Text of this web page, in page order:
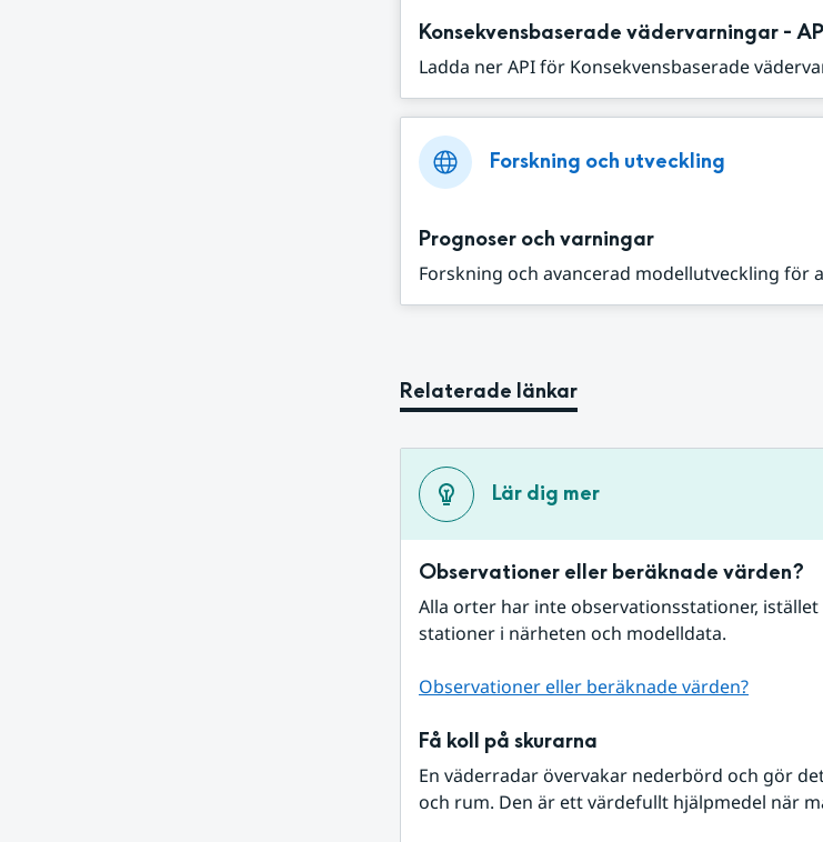
Konsekvensbaserade vädervarningar -
Ladda ner API för Konsekvensbaserade
Forskning och utveckling
Prognoser och varningar
Forskning och avancerad modellutveckling för
Relaterade länkar
Lär dig mer
Observationer eller beräknade värden?
Alla orter har inte observationsstationer,
stationer i närheten och modelldata.
Observationer eller beräknade värden?
Få koll på skurarna
En väderradar övervakar nederbörd och gör
och rum. Den är ett värdefullt hjälpmedel när